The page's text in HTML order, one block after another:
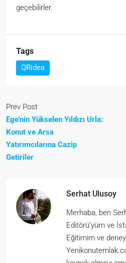
geçebilirler.
Tags
QRidea
Prev Post
Ege’nin Yükselen Yıldızı Urla:
Konut ve Arsa
Yatırımcılarına Cazip
Getiriler
Serhat Ulusoy
Merhaba, ben
Editörü’yüm ve
Eğitimim ve